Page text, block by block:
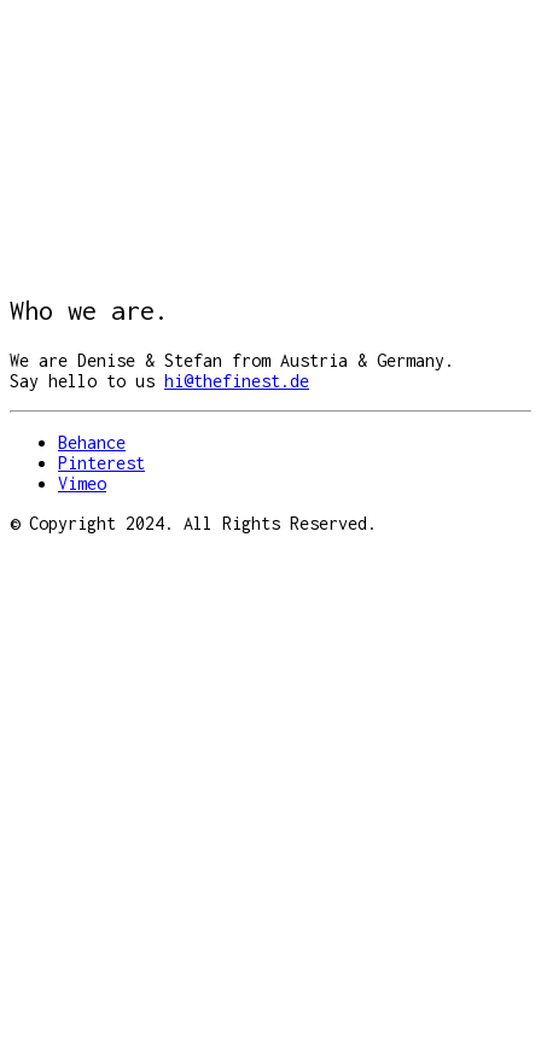
Who we are.
We are Denise & Stefan from Austria & Germany.
Say hello to us hi@thefinest.de
Behance
Pinterest
Vimeo
© Copyright 2024. All Rights Reserved.